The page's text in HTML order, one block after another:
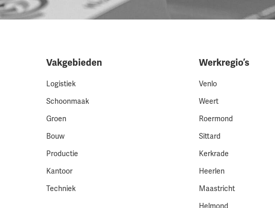
Vakgebieden
Logistiek
Schoonmaak
Groen
Bouw
Productie
Kantoor
Techniek
Werkregio’s
Venlo
Weert
Roermond
Sittard
Kerkrade
Heerlen
Maastricht
Helmond